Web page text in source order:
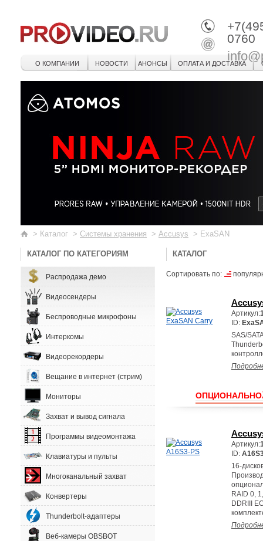
0760
О КОМПАНИИ НОВОСТИ АНОНСЫ ОПЛАТА И ДОСТАВКА
> Каталог > Системы хранения > Accusys > ExaSAN
КАТАЛОГ ПО КАТЕГОРИЯМ
Распродажа демо
Видеосендеры
Беспроводные микрофоны
Интеркомы
Видеорекордеры
Вещание в интернет (стрим)
Мониторы
Захват и вывод сигнала
Программы видеомонтажа
Клавиатуры и пульты
Многоканальный захват
Конвертеры
Thunderbolt-адаптеры
Веб-камеры OBSBOT
КАТАЛОГ
Сортировать по:
Артикул:
ID:
SAS/
ОПЦИОНАЛЬНО
Артикул:
ID:
16-
RAID 0,
DDRIII